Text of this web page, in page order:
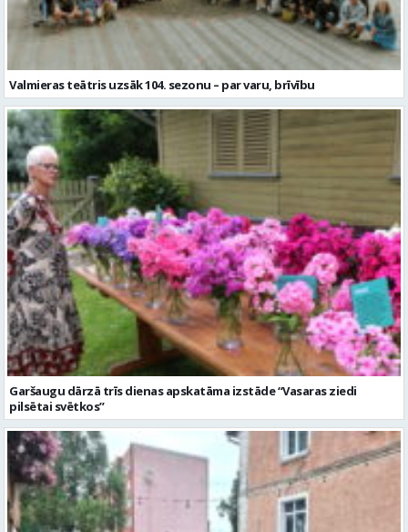
Valmieras teātris uzsāk 104. sezonu – par varu, brīvību
Garšaugu dārzā trīs dienas apskatāma izstāde “Vasaras ziedi
pilsētai svētkos”